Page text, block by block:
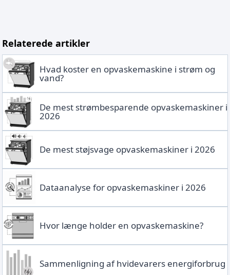
Relaterede artikler
Hvad koster en opvaskemaskine i strøm og
vand?
De mest strømbesparende opvaskemaskiner i
2026
De mest støjsvage opvaskemaskiner i 2026
Dataanalyse for opvaskemaskiner i 2026
Hvor længe holder en opvaskemaskine?
Sammenligning af hvidevarers energiforbrug